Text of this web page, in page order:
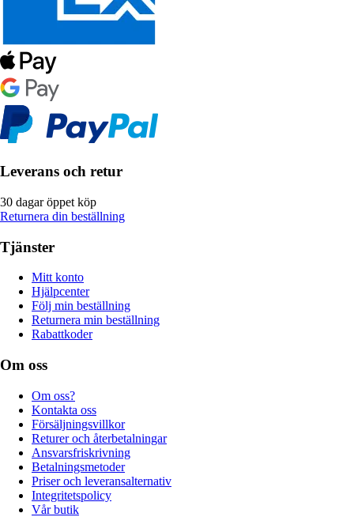
Leverans och retur
30 dagar öppet köp
Returnera din beställning
Tjänster
Mitt konto
Hjälpcenter
Följ min beställning
Returnera min beställning
Rabattkoder
Om oss
Om oss?
Kontakta oss
Försäljningsvillkor
Returer och återbetalningar
Ansvarsfriskrivning
Betalningsmetoder
Priser och leveransalternativ
Integritetspolicy
Vår butik